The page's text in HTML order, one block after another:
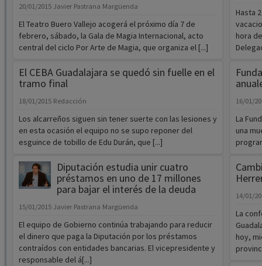
20/01/2015 Javier Pastrana Margüenda
El Teatro Buero Vallejo acogerá el próximo día 7 de
febrero, sábado, la Gala de Magia Internacional, acto
central del ciclo Por Arte de Magia, que organiza el [...]
El CEBA Guadalajara se quedó sin fuelle en el
tramo final
18/01/2015 Redacción
Los alcarreños siguen sin tener suerte con las lesiones y
en esta ocasión el equipo no se supo reponer del
esguince de tobillo de Edu Durán, que [...]
Diputación estudia unir cuatro
préstamos en uno de 17 millones
para bajar el interés de la deuda
15/01/2015 Javier Pastrana Margüenda
El equipo de Gobierno continúa trabajando para reducir
el dinero que paga la Diputación por los préstamos
contraídos con entidades bancarias. El vicepresidente y
responsable del á[...]
Hasta
hora
16/01/
La
una
14/01/
La
hoy,